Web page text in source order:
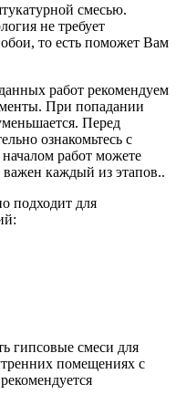
смесью.
не требует
то есть поможет Вам
работ рекомендуем
При попадании
Перед
ознакомьтесь с
работ можете
каждый из этапов..
подходит для
гипсовые смеси для
помещениях с